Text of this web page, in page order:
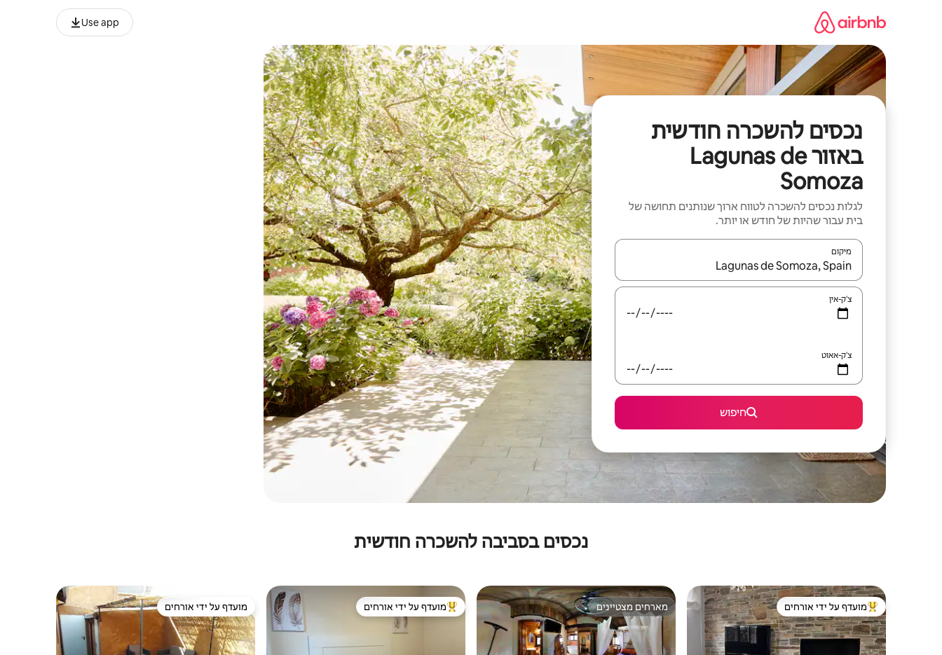
Use app
נכסים להשכרה חודשית
באזור Lagunas de
Somoza
לגלות נכסים להשכרה לטווח ארוך שנותנים תחושה של
בית עבור שהיות של חודש או יותר.
מיקום
כאשר התוצאות יהיו זמינות, יש לנווט עם מקשי החיצים למעלה ולמטה או לעיין בעזרת תנועות מגע או החלקה.
צ'ק-אין
צ'ק-אאוט
חיפוש
נכסים בסביבה להשכרה חודשית
מוביל בקרב נכסים מועדפים על ידי אורחים
מועדף על ידי אורחים מארחים מצטיינים
מארחים מצטיינים מוביל בקרב נכסים מועדפים על ידי אורחים
מועדף על ידי אורחים מועדף על ידי אורחים
מועדף על ידי אורחים